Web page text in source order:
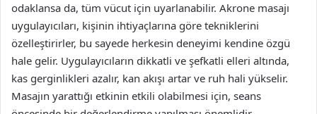
odaklansa da, tüm vücut için uyarlanabilir. Akrone masajı
uygulayıcıları, kişinin ihtiyaçlarına göre tekniklerini
özelleştirirler, bu sayede herkesin deneyimi kendine özgü
hale gelir. Uygulayıcıların dikkatli ve şefkatli elleri altında,
kas gerginlikleri azalır, kan akışı artar ve ruh hali yükselir.
Masajın yarattığı etkinin etkili olabilmesi için, seans